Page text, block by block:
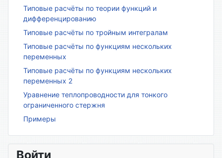
Типовые расчёты по теории функций и
дифференцированию
Типовые расчёты по тройным интегралам
Типовые расчёты по функциям нескольких
переменных
Типовые расчёты по функциям нескольких
переменных 2
Уравнение теплопроводности для тонкого
ограниченного стержня
Примеры
Войти